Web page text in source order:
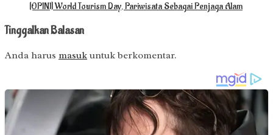
[OPINI] World Tourism Day, Pariwisata Sebagai Penjaga Alam
Tinggalkan Balasan
Anda harus masuk untuk berkomentar.